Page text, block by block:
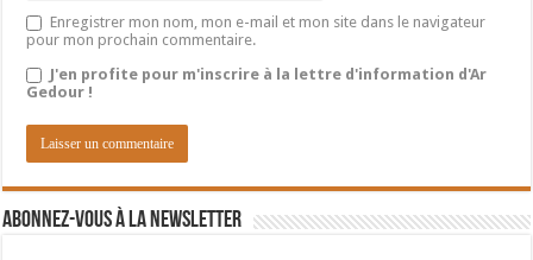
Enregistrer mon nom, mon e-mail et mon site dans le navigateur
pour mon prochain commentaire.
J'en profite pour m'inscrire à la lettre d'information d'Ar
Gedour !
Abonnez-vous à la newsletter